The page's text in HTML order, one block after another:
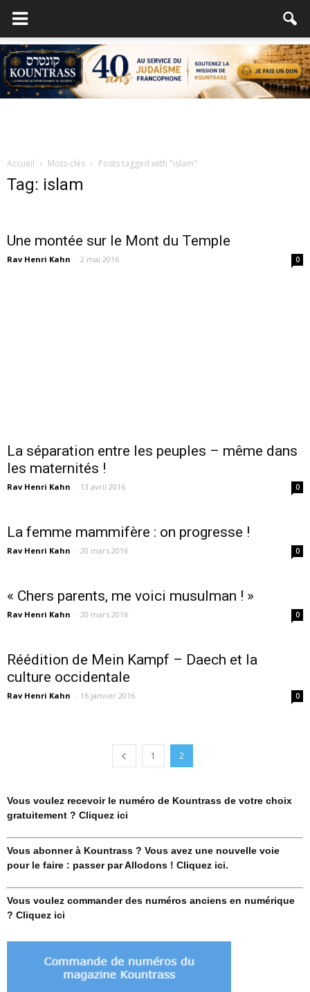
Accueil Mots-clés Posts tagged with "islam"
Tag: islam
Une montée sur le Mont du Temple
Rav Henri Kahn - 2 mai 2016 0
La séparation entre les peuples – même dans
les maternités !
Rav Henri Kahn - 13 avril 2016 0
La femme mammifère : on progresse !
Rav Henri Kahn - 20 mars 2016 0
« Chers parents, me voici musulman ! »
Rav Henri Kahn - 20 mars 2016 0
Réédition de Mein Kampf – Daech et la
culture occidentale
Rav Henri Kahn - 16 janvier 2016 0
1 2
Vous voulez recevoir le numéro de Kountrass de votre choix
gratuitement ? Cliquez ici
Vous abonner à Kountrass ? Vous avez une nouvelle voie
pour le faire : passer par Allodons ! Cliquez ici.
Vous voulez commander des numéros anciens en numérique
? Cliquez ici